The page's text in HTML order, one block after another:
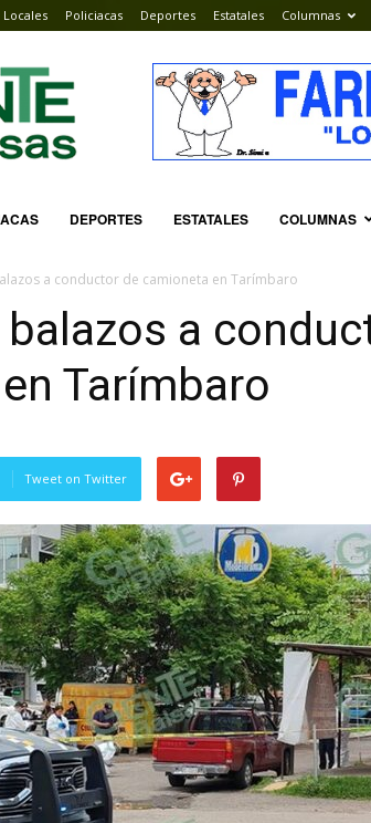
Locales Policiacas Deportes Estatales Columnas
DEPORTES ESTATALES COLUMNAS
a conductor de camioneta en Tarímbaro
a
Tarímbaro
Tweet on Twitter